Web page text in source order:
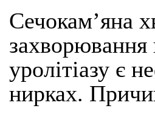
Сечокам’яна
уролітіазу є
нирках.